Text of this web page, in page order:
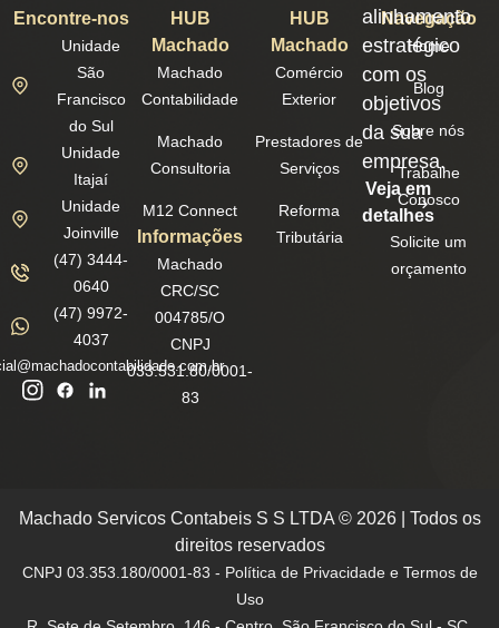
alinhamento
estratégico
com os
objetivos
da sua
empresa.
Veja em
detalhes
Encontre-nos
Unidade
São
Francisco
do Sul
Unidade
Itajaí
Unidade
Joinville
(47) 3444-
0640
(47) 9972-
4037
HUB
Machado
Machado
Contabilidade
Machado
Consultoria
M12 Connect
Informações
Machado
CRC/SC
004785/O
CNPJ
033.531.80/0001-
83
HUB
Machado
Comércio
Exterior
Prestadores de
Serviços
Reforma
Tributária
Navegação
Home
Blog
Sobre nós
Trabalhe
Conosco
Solicite um
orçamento
Machado Servicos Contabeis S S LTDA © 2026 | Todos os
direitos reservados
CNPJ 03.353.180/0001-83 - Política de Privacidade e Termos de
Uso